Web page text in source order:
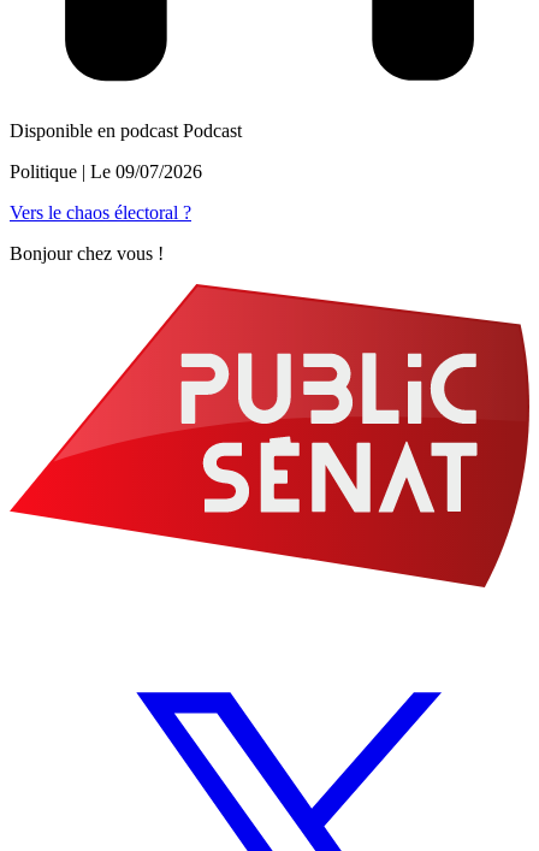
Disponible en podcast Podcast
Politique | Le 09/07/2026
Vers le chaos électoral ?
Bonjour chez vous !